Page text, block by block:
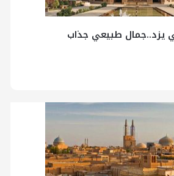
يزد..جمال طبيعي جذاب